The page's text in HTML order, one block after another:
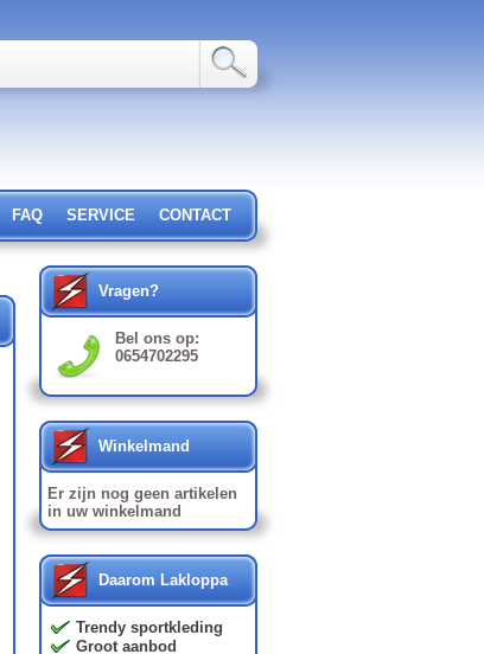
FAQ SERVICE CONTACT
Vragen?
Bel ons op:
0654702295
Winkelmand
Er zijn nog geen artikelen
in uw winkelmand
Daarom Lakloppa
Trendy sportkleding
Groot aanbod